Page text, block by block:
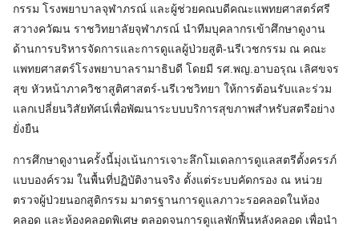
กรรม โรงพยาบาลจุฬาภรณ์ และผู้ช่วยคณบดีคณะแพทยศาสตร์ศรี
สวางควัฒน ราชวิทยาลัยจุฬาภรณ์ นำทีมบุคลากรเข้าศึกษาดูงาน
ด้านการบริหารจัดการและการดูแลผู้ป่วยสูติ-นรีเวชกรรม ณ คณะ
แพทยศาสตร์โรงพยาบาลรามาธิบดี โดยมี รศ.พญ.อาบอรุณ เลิศขจร
สุข หัวหน้าภาควิชาสูติศาสตร์-นรีเวชวิทยา ให้การต้อนรับและร่วม
แลกเปลี่ยนวิสัยทัศน์เพื่อพัฒนาระบบบริการสุขภาพสำหรับสตรีอย่าง
ยั่งยืน
การศึกษาดูงานครั้งนี้มุ่งเน้นการเจาะลึกโมเดลการดูแลสตรีตั้งครรภ์
แบบองค์รวม ในพื้นที่ปฏิบัติงานจริง ตั้งแต่ระบบคัดกรอง ณ หน่วย
ตรวจผู้ป่วยนอกสูติกรรม มาตรฐานการดูแลภาวะรอคลอดในห้อง
คลอด และห้องคลอดพิเศษ ตลอดจนการดูแลพักฟื้นหลังคลอด เพื่อนำ